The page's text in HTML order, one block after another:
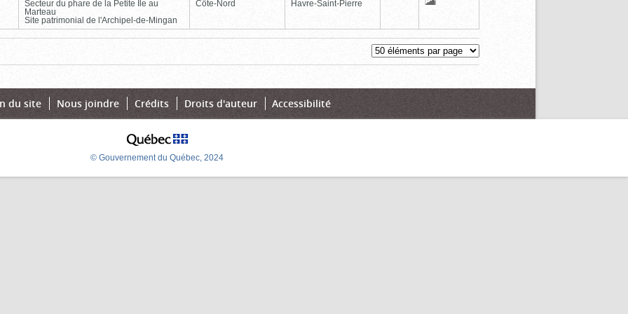
Secteur du phare de la Petite Île au
Marteau
Site patrimonial de l'Archipel-de-Mingan
Côte-Nord Havre-Saint-Pierre
du site Nous joindre Crédits Droits d'auteur Accessibilité
© Gouvernement du Québec, 2024